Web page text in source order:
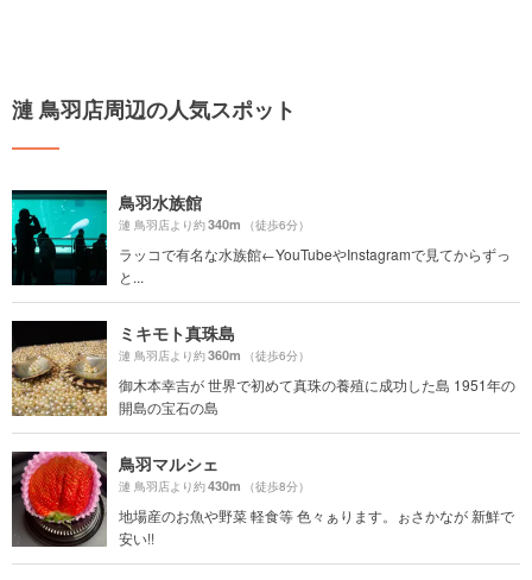
漣 鳥羽店周辺の人気スポット
鳥羽水族館
漣 鳥羽店より約340m （徒歩6分）
ラッコで有名な水族館←YouTubeやInstagramで見てからずっ
と...
ミキモト真珠島
漣 鳥羽店より約360m （徒歩6分）
御木本幸吉が 世界で初めて真珠の養殖に成功した島 1951年の
開島の宝石の島
鳥羽マルシェ
漣 鳥羽店より約430m （徒歩8分）
地場産のお魚や野菜 軽食等 色々ぁります。ぉさかなが 新鮮で
安い!!